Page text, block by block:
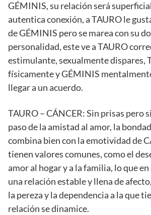
GÉMINIS, su relación será
autentica conexión, a TAURO le
de GÉMINIS pero se marea con su
personalidad, este ve a TAURO
estimulante, sexualmente dispares,
físicamente y GÉMINIS
llegar a un acuerdo.
TAURO – CÁNCER: Sin prisas pero
paso de la amistad al amor, la
combina bien con la emotividad de
tienen valores comunes, como el
amor al hogar y a la familia, lo que
una relación estable y llena de
la pereza y la dependencia a la que
relación se dinamice.